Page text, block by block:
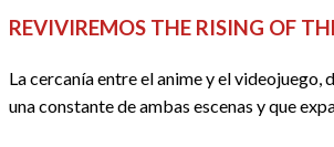
REVIVIREMOS THE RISING OF
La cercanía entre el anime y el
una constante de ambas escenas y que